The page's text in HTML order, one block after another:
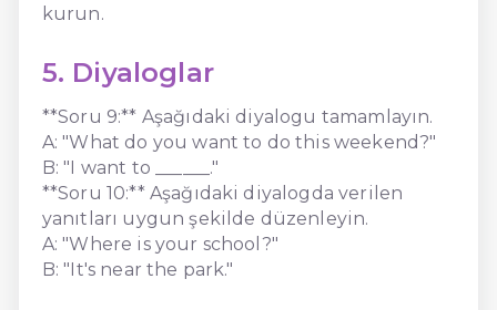
kurun.
5. Diyaloglar
**Soru 9:** Aşağıdaki diyalogu tamamlayın.
A: "What do you want to do this weekend?"
B: "I want to ______."
**Soru 10:** Aşağıdaki diyalogda verilen
yanıtları uygun şekilde düzenleyin.
A: "Where is your school?"
B: "It's near the park."